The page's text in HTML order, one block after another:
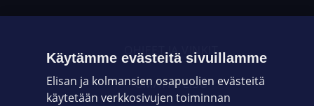
OHJEET JA VINKIT
OMAYHTEISÖ
Käytämme evästeitä sivuillamme
Elisan ja kolmansien osapuolien evästeitä
käytetään verkkosivujen toiminnan